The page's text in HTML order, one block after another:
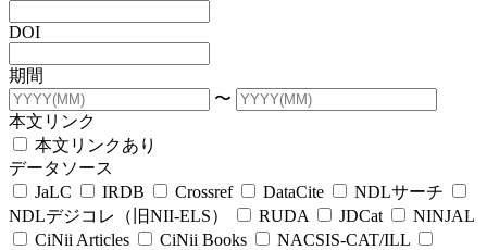
DOI
期間
〜
本文リンク
本文リンクあり
データソース
JaLC
IRDB Crossref DataCite
NDLサーチ
NDLデジコレ（旧NII-ELS）
RUDA JDCat
NINJAL
CiNii Articles
CiNii Books
NACSIS-CAT/ILL